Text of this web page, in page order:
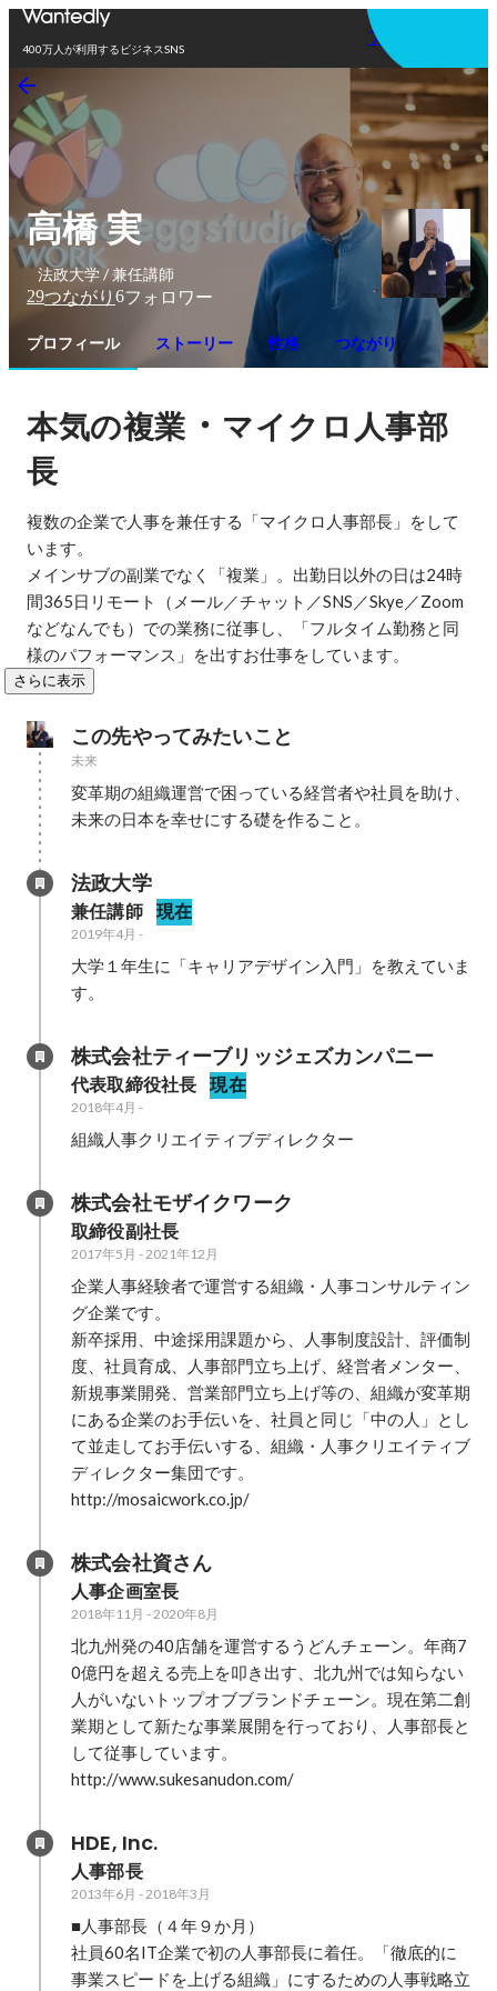
400万人が利用するビジネスSNS
アプリを使う
高橋 実
法政大学 / 兼任講師
29つながり 6フォロワー
プロフィール ストーリー 性格 つながり
本気の複業・ マイクロ人事部
長
複数の企業で人事を兼任する「マイクロ人事部長」をして
います。
メインサブの副業でなく「複業」。出勤日以外の日は24時
間365日リモート（メール／チャット／SNS／Skye／Zoom
などなんでも）での業務に従事し、「フルタイム勤務と同
様のパフォーマンス」を出すお仕事をしています。
さらに表示
この先やってみたいこと
未来
変革期の組織運営で困っている経営者や社員を助け、
未来の日本を幸せにする礎を作ること。
法政大学
兼任講師 現在
2019年4月 -
大学１年生に「キャリアデザイン入門」を教えていま
す。
株式会社ティーブリッジェズカンパニー
代表取締役社長 現在
2018年4月 -
組織人事クリエイティブディレクター
株式会社モザイクワーク
取締役副社長
2017年5月 -2021年12月
企業人事経験者で運営する組織・人事コンサルティン
グ企業です。
新卒採用、中途採用課題から、人事制度設計、評価制
度、社員育成、人事部門立ち上げ、経営者メンター、
新規事業開発、営業部門立ち上げ等の、組織が変革期
にある企業のお手伝いを、社員と同じ「中の人」とし
て並走してお手伝いする、組織・人事クリエイティブ
ディレクター集団です。
http://mosaicwork.co.jp/
株式会社資さん
人事企画室長
2018年11月 -2020年8月
北九州発の40店舗を運営するうどんチェーン。年商7
0億円を超える売上を叩き出す、北九州では知らない
人がいないトップオブブランドチェーン。現在第二創
業期として新たな事業展開を行っており、人事部長と
して従事しています。
http://www.sukesanudon.com/
HDE, Inc.
人事部長
2013年6月 -2018年3月
■人事部長（４年９か月）
社員60名IT企業で初の人事部長に着任。「徹底的に
事業スピードを上げる組織」にするための人事戦略立